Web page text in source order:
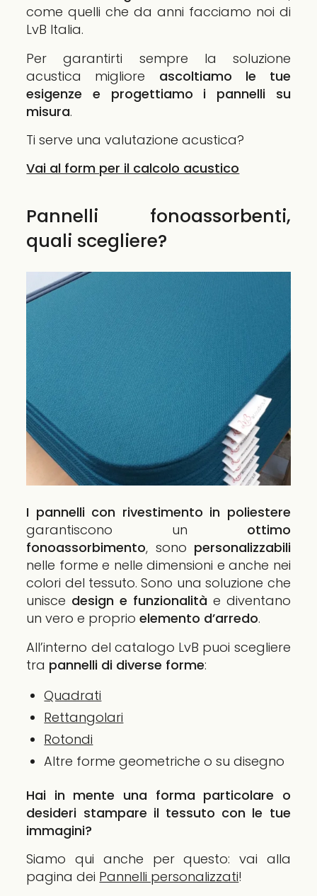
come quelli che da anni facciamo noi di
LvB Italia.
Per garantirti sempre la soluzione
acustica migliore ascoltiamo le tue
esigenze e progettiamo i pannelli su
misura.
Ti serve una valutazione acustica?
Vai al form per il calcolo acustico
Pannelli fonoassorbenti,
quali scegliere?
I pannelli con rivestimento in poliestere
garantiscono un ottimo
fonoassorbimento, sono personalizzabili
nelle forme e nelle dimensioni e anche nei
colori del tessuto. Sono una soluzione che
unisce design e funzionalità e diventano
un vero e proprioelemento d’arredo.
All’interno del catalogo LvB puoi scegliere
tra pannelli di diverse forme:
Quadrati
Rettangolari
Rotondi
Altre forme geometriche o su disegno
Hai in mente una forma particolare o
desideri stampare il tessuto con le tue
immagini?
Siamo qui anche per questo: vai alla
pagina dei Pannelli personalizzati!